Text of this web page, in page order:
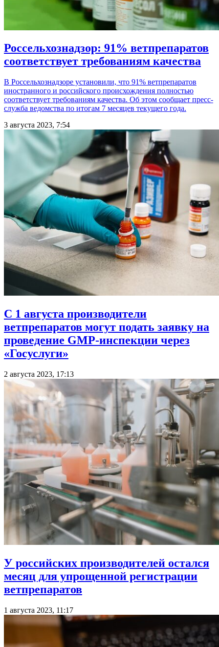
Россельхознадзор: 91% ветпрепаратов
соответствует требованиям качества
В Россельхознадзоре установили, что 91% ветпрепаратов
иностранного и российского происхождения полностью
соответствует требованиям качества. Об этом сообщает пресс-
служба ведомства по итогам 7 месяцев текущего года.
3 августа 2023, 7:54
С 1 августа производители
ветпрепаратов могут подать заявку на
проведение GMP-инспекции через
«Госуслуги»
2 августа 2023, 17:13
У российских производителей остался
месяц для упрощенной регистрации
ветпрепаратов
1 августа 2023, 11:17